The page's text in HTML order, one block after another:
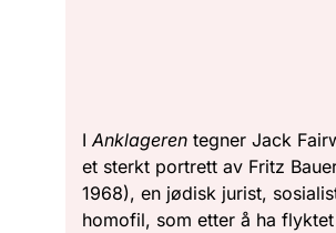
I Anklageren tegner Jack
et sterkt portrett av Fritz
1968), en jødisk jurist,
homofil, som etter å ha